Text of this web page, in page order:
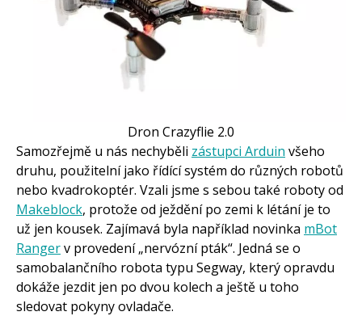
Dron Crazyflie 2.0
Samozřejmě u nás nechyběli zástupci Arduin všeho
druhu, použitelní jako řídící systém do různých robotů
nebo kvadrokoptér. Vzali jsme s sebou také roboty od
Makeblock, protože od ježdění po zemi k létání je to
už jen kousek. Zajímavá byla například novinka mBot
Rangerv provedení „nervózní pták“. Jedná se o
samobalančního robota typu Segway, který opravdu
dokáže jezdit jen po dvou kolech a ještě u toho
sledovat pokyny ovladače.